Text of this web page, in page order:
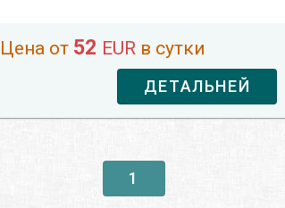
Цена от 52 EUR в сутки
ДЕТАЛЬНЕЙ
1